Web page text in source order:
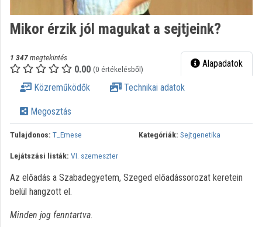
Intézményi listák
Intézmények
Közreműködők
Mikor érzik jól magukat a sejtjeink?
1 347megtekintés
0.00 (0 értékelésből) Alapadatok
Közreműködők Technikai adatok
Megosztás
Tulajdonos: T_Emese Kategóriák: Sejtgenetika
Lejátszási listák: VI. szemeszter
Az előadás a Szabadegyetem, Szeged előadássorozat keretein
belül hangzott el.
Minden jog fenntartva.